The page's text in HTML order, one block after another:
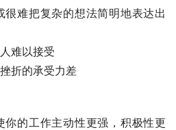
难把复杂的想法简明地表达出
难以接受
折的承受力差
的工作主动性更强，积极性更